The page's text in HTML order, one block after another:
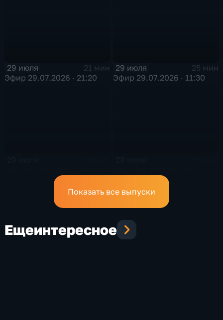
29 июля
21 мин
Эфир 29.07.2026 · 21:20
29 июля
25 мин
Эфир 29.07.2026 · 11:30
Показать все выпуски
Ещеинтересное